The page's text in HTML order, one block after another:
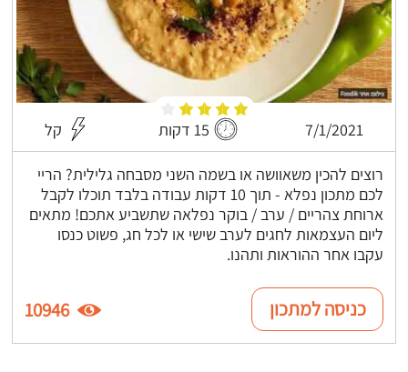
7/1/2021 15 דקות קל
רוצים להכין משאוושה או בשמה השני מסבחה גלילית? הריי
לכם מתכון נפלא - תוך 10 דקות עבודה בלבד תוכלו לקבל
ארוחת צהריים / ערב / בוקר נפלאה שתשביע אתכם! מתאים
ליום העצמאות לחגים לערב שישי או לכל חג, פשוט כנסו
עקבו אחר ההוראות ותהנו.
כניסה למתכון 10946